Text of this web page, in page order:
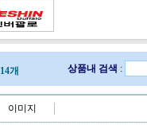
14개 상품내 검색 :
이미지